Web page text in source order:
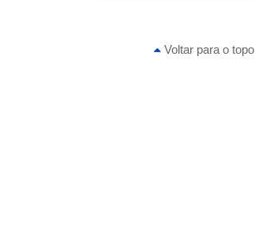
Voltar para o topo